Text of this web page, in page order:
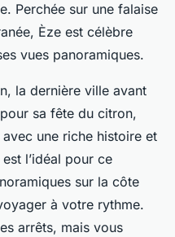
Perchée sur une falaise
Èze est célèbre
vues panoramiques.
la dernière ville avant
sa fête du citron,
une riche histoire et
l’idéal pour ce
sur la côte
à votre rythme.
arrêts, mais vous